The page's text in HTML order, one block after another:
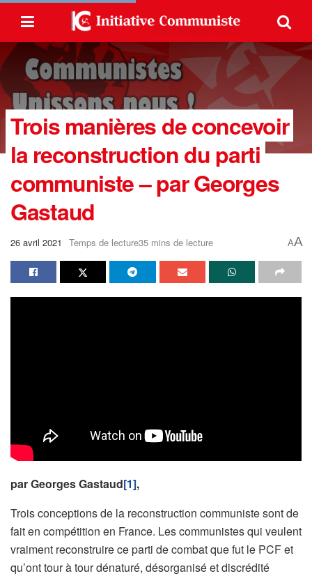
Trois manières de concevoir
la reconstruction du parti
communiste – par Georges
Gastaud
26 avril 2021 Temps de lecture35 mins de lecture AA
par Georges Gastaud[1],
Trois conceptions de la reconstruction communiste sont de
fait en compétition en France. Les communistes qui veulent
vraiment reconstruire ce parti de combat que fut le PCF et
qu’ont tour à tour dénaturé, désorganisé et discrédité